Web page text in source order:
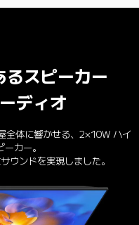
るスピーカー
ディオ
全体に響かせる、2×10W ハイ
カー。
ウンドを実現しました。